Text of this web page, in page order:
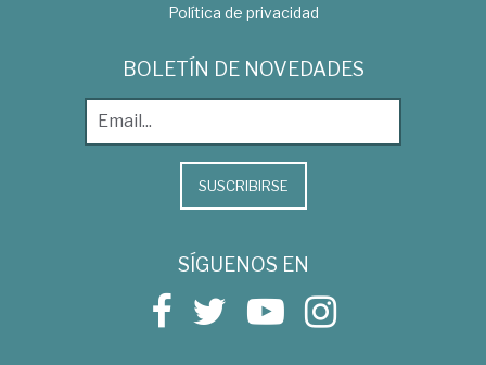
Política de privacidad
BOLETÍN DE NOVEDADES
SUSCRIBIRSE
SÍGUENOS EN